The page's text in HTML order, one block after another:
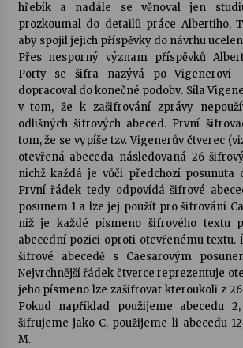
hřebík a nadále se věnoval jen
prozkoumal do detailů práce Albertiho,
aby spojil jejich příspěvky do návrhu
Přes nesporný význam příspěvků
Porty se šifra nazývá po
dopracoval do konečné podoby. Síla
v tom, že k zašifrování zprávy
odlišných šifrových abeced. První
tom, že se vypíše tzv. Vigenerův čtverec
otevřená abeceda následovaná 26
nichž každá je vůči předchozí posunuta
První řádek tedy odpovídá šifrové
posunem 1 a lze jej použít pro šifrování
níž je každé písmeno šifrového textu
abecední pozici oproti otevřenému textu.
šifrové abecedě s Caesarovým
Nejvrchnější řádek čtverce reprezentuje
jeho písmeno lze zašifrovat kteroukoli z
Pokud například použijeme abecedu
šifrujeme jako C, použijeme-li abecedu
M.